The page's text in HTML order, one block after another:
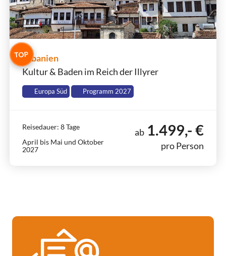
TOPAlbanien
Kultur & Baden im Reich der Illyrer
Europa Süd Programm 2027
Reisedauer: 8 Tage
April bis Mai und Oktober
2027
ab 1.499,- €
pro Person